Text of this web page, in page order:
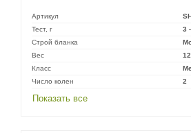
Артикул
Тест, г
3
Строй бланка
Вес
Класс
Число колен
2
Показать все